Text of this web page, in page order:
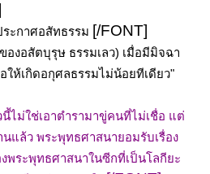
ระกาศอสัทธรรม [/FONT]
องอสัตบุรุษ ธรรมเลว) เมื่อมีมิจฉา
ห้เกิดอกุศลธรรมไม่น้อยทีเดียว"
ไม่ใช่เอาตำรามาขู่คนที่ไม่เชื่อ แต่
นแล้ว พระพุทธศาสนายอมรับเรื่อง
พระพุทธศาสนาในซีกที่เป็นโลกียะ